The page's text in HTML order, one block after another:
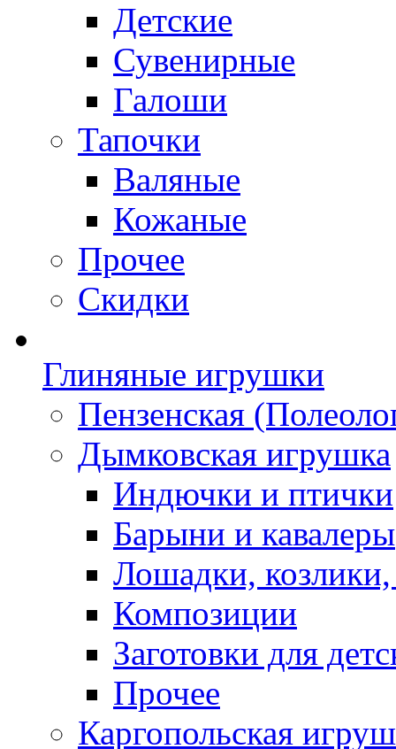
Детские
Сувенирные
Галоши
Тапочки
Валяные
Кожаные
Прочее
Скидки
Глиняные игрушки
Пензенская
Дымковская игрушка
Индючки и птички
Барыни и кавалеры
Лошадки,
Композиции
Заготовки для
Прочее
Каргопольская